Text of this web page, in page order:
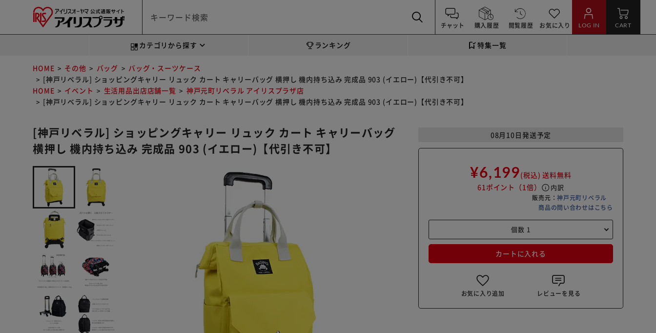
チャット 購入履歴 閲覧履歴 お気に入り LOG IN CART
カテゴリから探す ランキング 特集一覧
HOME その他 バッグ
バッグ・スーツケース
[神戸リベラル] ショッピングキャリー リュック カート キャリーバッグ 横押し 機内持ち込み 完成品 903 (イエロー)【代引き不可】
HOME
イベント 生活用品出店店舗一覧
神戸元町リベラル アイリスプラザ店
[神戸リベラル] ショッピングキャリー リュック カート キャリーバッグ 横押し 機内持ち込み 完成品 903 (イエロー)【代引き不可】
[神戸リベラル] ショッピングキャリー リュック カート キャリーバッグ
横押し 機内持ち込み 完成品 903 (イエロー)【代引き不可】
08月10日発送予定
¥6,199(税込) 送料無料
61ポイント （1倍） info 内訳
販売元：神戸元町リベラル
商品の問い合わせはこちら
カートに入れる
お気に入り追加 レビューを見る